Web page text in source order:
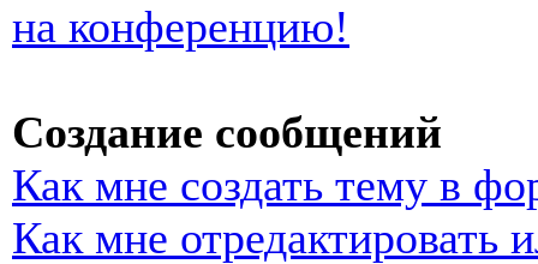
на конференцию!
Создание сообщений
Как мне создать тему в
Как мне отредактировать